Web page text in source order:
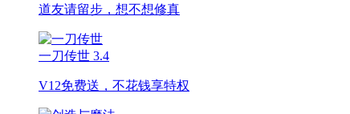
道友请留步，想不想修真
一刀传世 3.4
V12免费送，不花钱享特权